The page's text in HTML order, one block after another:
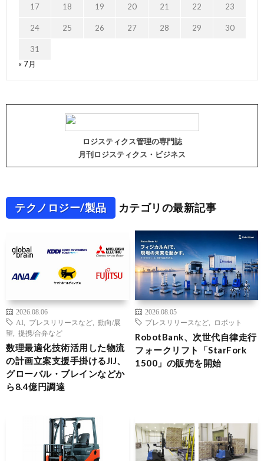
17 18 19 20 21 22 23
24 25 26 27 28 29 30
31
« 7月
ロジスティクス管理の専門誌
月刊ロジスティクス・ビジネス
テクノロジー/製品 カテゴリの最新記事
2026.08.06
AI
プレスリリースなど
動向/展
望
提携/合弁など
数理最適化技術活用した物流
の計画立案支援手掛けるJIJ、
グローバル・ブレインなどか
ら8.4億円調達
2026.08.05
プレスリリースなど
ロボット
RobotBank、次世代自律走行
フォークリフト「StarFork
1500」の販売を開始